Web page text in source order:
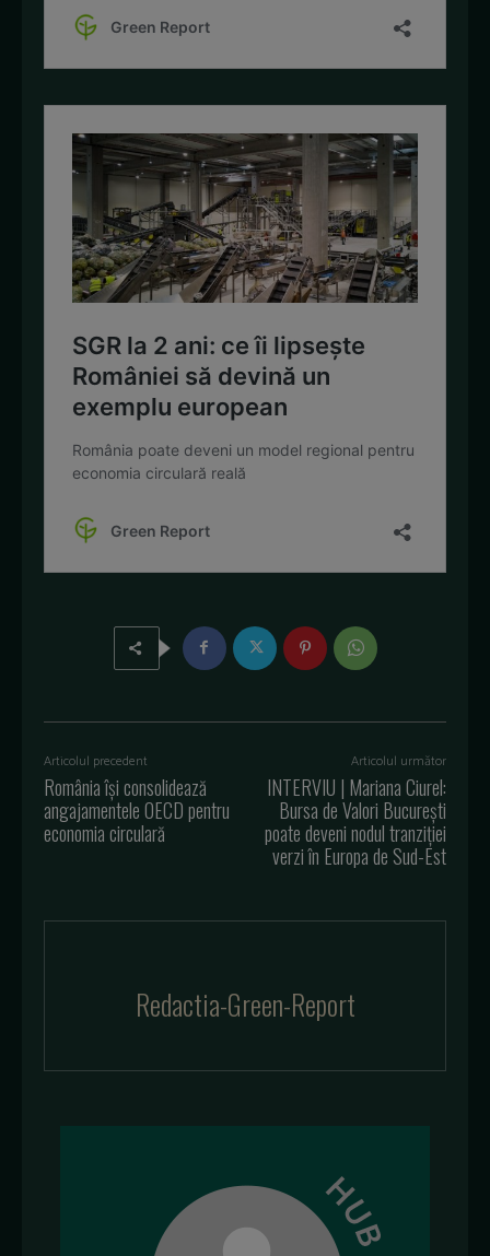
Articolul precedent
România își consolidează
angajamentele OECD pentru
economia circulară
Articolul următor
INTERVIU | Mariana Ciurel:
Bursa de Valori București
poate deveni nodul tranziției
verzi în Europa de Sud-Est
Redactia-Green-Report